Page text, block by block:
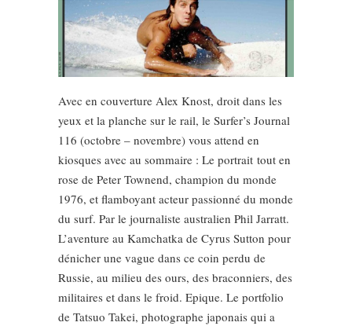
Avec en couverture Alex Knost, droit dans les
yeux et la planche sur le rail, le Surfer’s Journal
116 (octobre – novembre) vous attend en
kiosques avec au sommaire : Le portrait tout en
rose de Peter Townend, champion du monde
1976, et flamboyant acteur passionné du monde
du surf. Par le journaliste australien Phil Jarratt.
L’aventure au Kamchatka de Cyrus Sutton pour
dénicher une vague dans ce coin perdu de
Russie, au milieu des ours, des braconniers, des
militaires et dans le froid. Epique. Le portfolio
de Tatsuo Takei, photographe japonais qui a